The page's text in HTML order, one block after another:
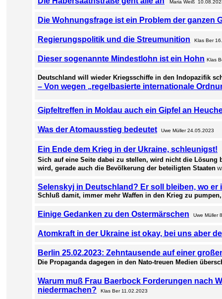
Maria Weiß
Die Wohnungsfrage ist ein Problem der ganzen
Regierungspolitik und die Streumunition Klas Ber
Dieser sogenannte Mindestlohn ist ein Hohn Klas
Deutschland will wieder Kriegsschiffe in den Indopazifik
– Von wegen „regelbasierte internationale
Gipfeltreffen in Moldau auch ein Gipfel an
Was der Atomausstieg bedeutet Uwe Müller 24.05.2023
Ein Ende dem Krieg in der Ukraine, schleunigst!
Sich auf eine Seite dabei zu stellen, wird nicht die Lösung
wird, gerade auch die Bevölkerung der beteiligten Staaten
Selenskyj in Deutschland? Er soll bleiben, wo er
Schluß damit, immer mehr Waffen in den Krieg zu
Einige Gedanken zu den Ostermärschen Uwe Müller
Atomkraft in der Ukraine ist okay, bei uns aber
Berlin 25.02.2023: Zehntausende auf einer
Die Propaganda dagegen in den Nato-treuen Medien
Warum muß Frau Baerbock Forderungen nach
niedermachen?
Klas Ber 11.02.2023